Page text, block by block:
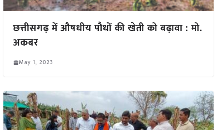
छत्तीसगढ़ में औषधीय पौधों की खेती को बढ़ावा : मो.
अकबर
May 1, 2023